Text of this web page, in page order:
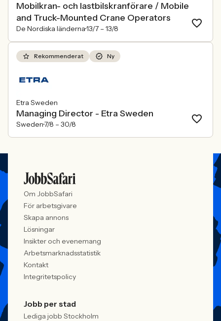
Mobilkran- och lastbilskranförare / Mobile
and Truck-Mounted Crane Operators
De Nordiska länderna13/7 – 13/8
Rekommenderat Ny
Etra Sweden
Managing Director - Etra Sweden
Sweden7/8 – 30/8
Om JobbSafari
För arbetsgivare
Skapa annons
Lösningar
Insikter och evenemang
Arbetsmarknadsstatistik
Kontakt
Integritetspolicy
Jobb per stad
Lediga jobb Stockholm